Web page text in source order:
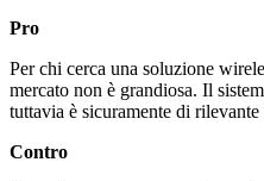
Pro
Per chi cerca una soluzione
mercato non è grandiosa. Il
tuttavia è sicuramente di rilevante
Contro